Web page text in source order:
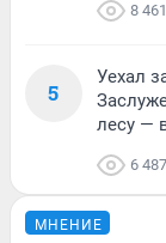
8 461
5
Уехал
лесу —
6 487
МНЕНИЕ